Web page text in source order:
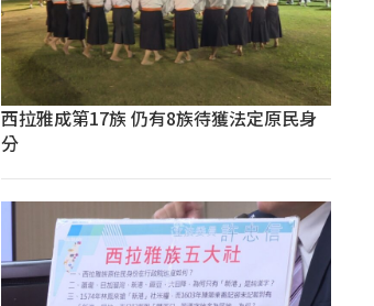
西拉雅成第17族 仍有8族待獲法定原民身
分